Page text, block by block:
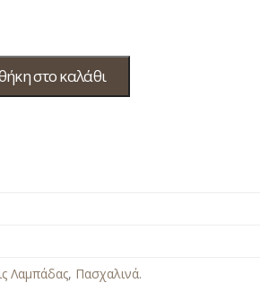
στο καλάθι
Λαμπάδας, Πασχαλινά.